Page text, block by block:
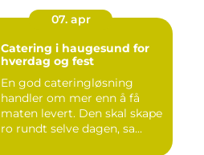
07. apr
Catering i haugesund for
hverdag og fest
En god cateringløsning
handler om mer enn å få
maten levert. Den skal skape
ro rundt selve dagen, sa...